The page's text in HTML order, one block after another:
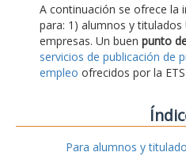
A continuación se ofrece la
para: 1) alumnos y
empresas. Un buen punto
servicios de publicación de
empleo ofrecidos por la
Para alumnos y